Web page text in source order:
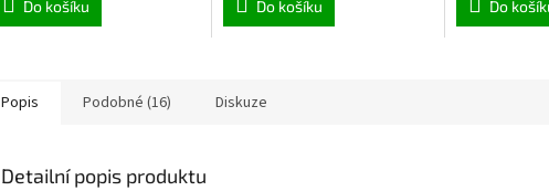
Do košíku Do košíku Do
Popis Podobné (16) Diskuze
Detailní popis produktu